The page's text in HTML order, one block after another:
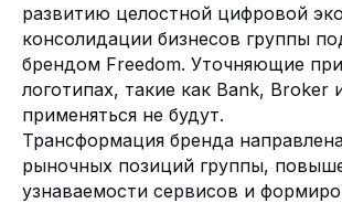
развитию целостной цифровой
консолидации бизнесов группы
брендом Freedom. Уточняющие
логотипах, такие как Bank, Broker
применяться не будут.
Трансформация бренда
рыночных позиций группы,
узнаваемости сервисов и